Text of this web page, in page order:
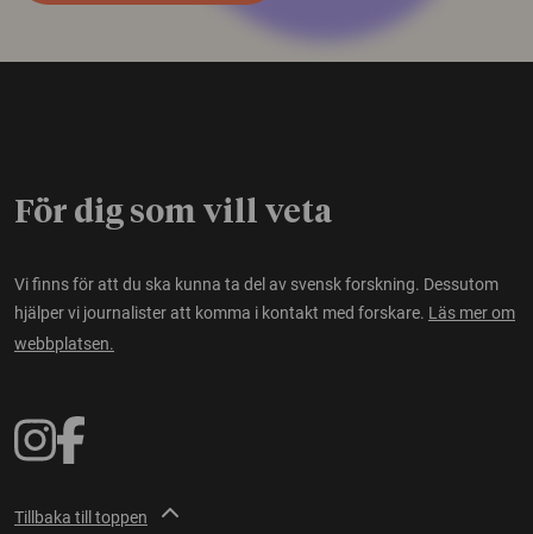
För dig som vill veta
Vi finns för att du ska kunna ta del av svensk forskning. Dessutom
hjälper vi journalister att komma i kontakt med forskare. Läs mer om
webbplatsen.
Tillbaka till toppen